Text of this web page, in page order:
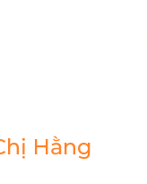
Hằng